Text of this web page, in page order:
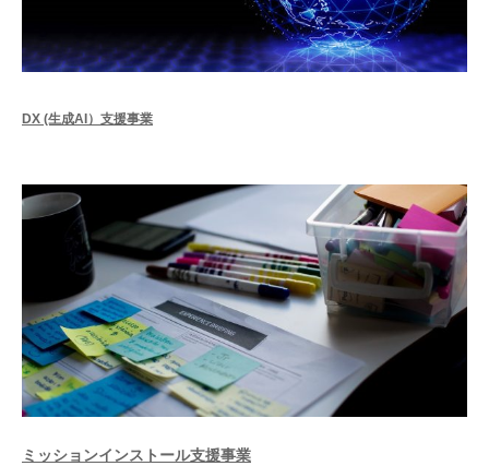
DX (生成AI）支援事業
ミッションインストール支援事業